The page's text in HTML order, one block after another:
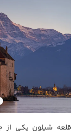
قلعه شیلون یکی